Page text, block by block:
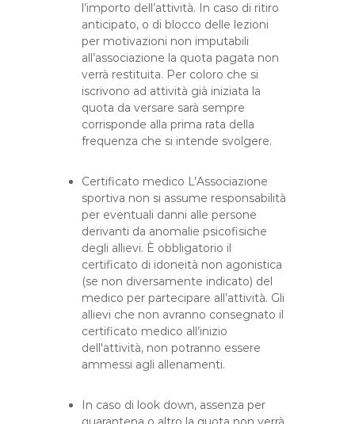
l’importo dell’attività. In caso di ritiro
anticipato, o di blocco delle lezioni
per motivazioni non imputabili
all’associazione la quota pagata non
verrà restituita. Per coloro che si
iscrivono ad attività già iniziata la
quota da versare sarà sempre
corrisponde alla prima rata della
frequenza che si intende svolgere.
Certificato medico L’Associazione
sportiva non si assume responsabilità
per eventuali danni alle persone
derivanti da anomalie psicofisiche
degli allievi. È obbligatorio il
certificato di idoneità non agonistica
(se non diversamente indicato) del
medico per partecipare all’attività. Gli
allievi che non avranno consegnato il
certificato medico all’inizio
dell'attività, non potranno essere
ammessi agli allenamenti.
In caso di look down, assenza per